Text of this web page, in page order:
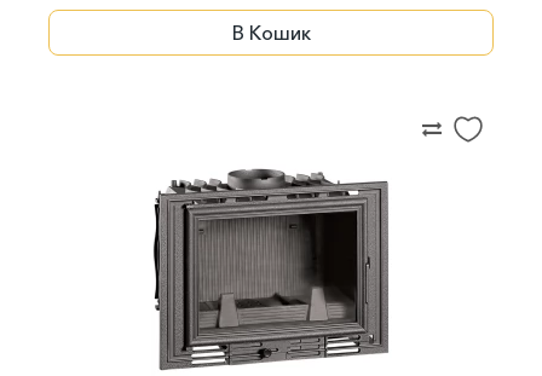
В Кошик